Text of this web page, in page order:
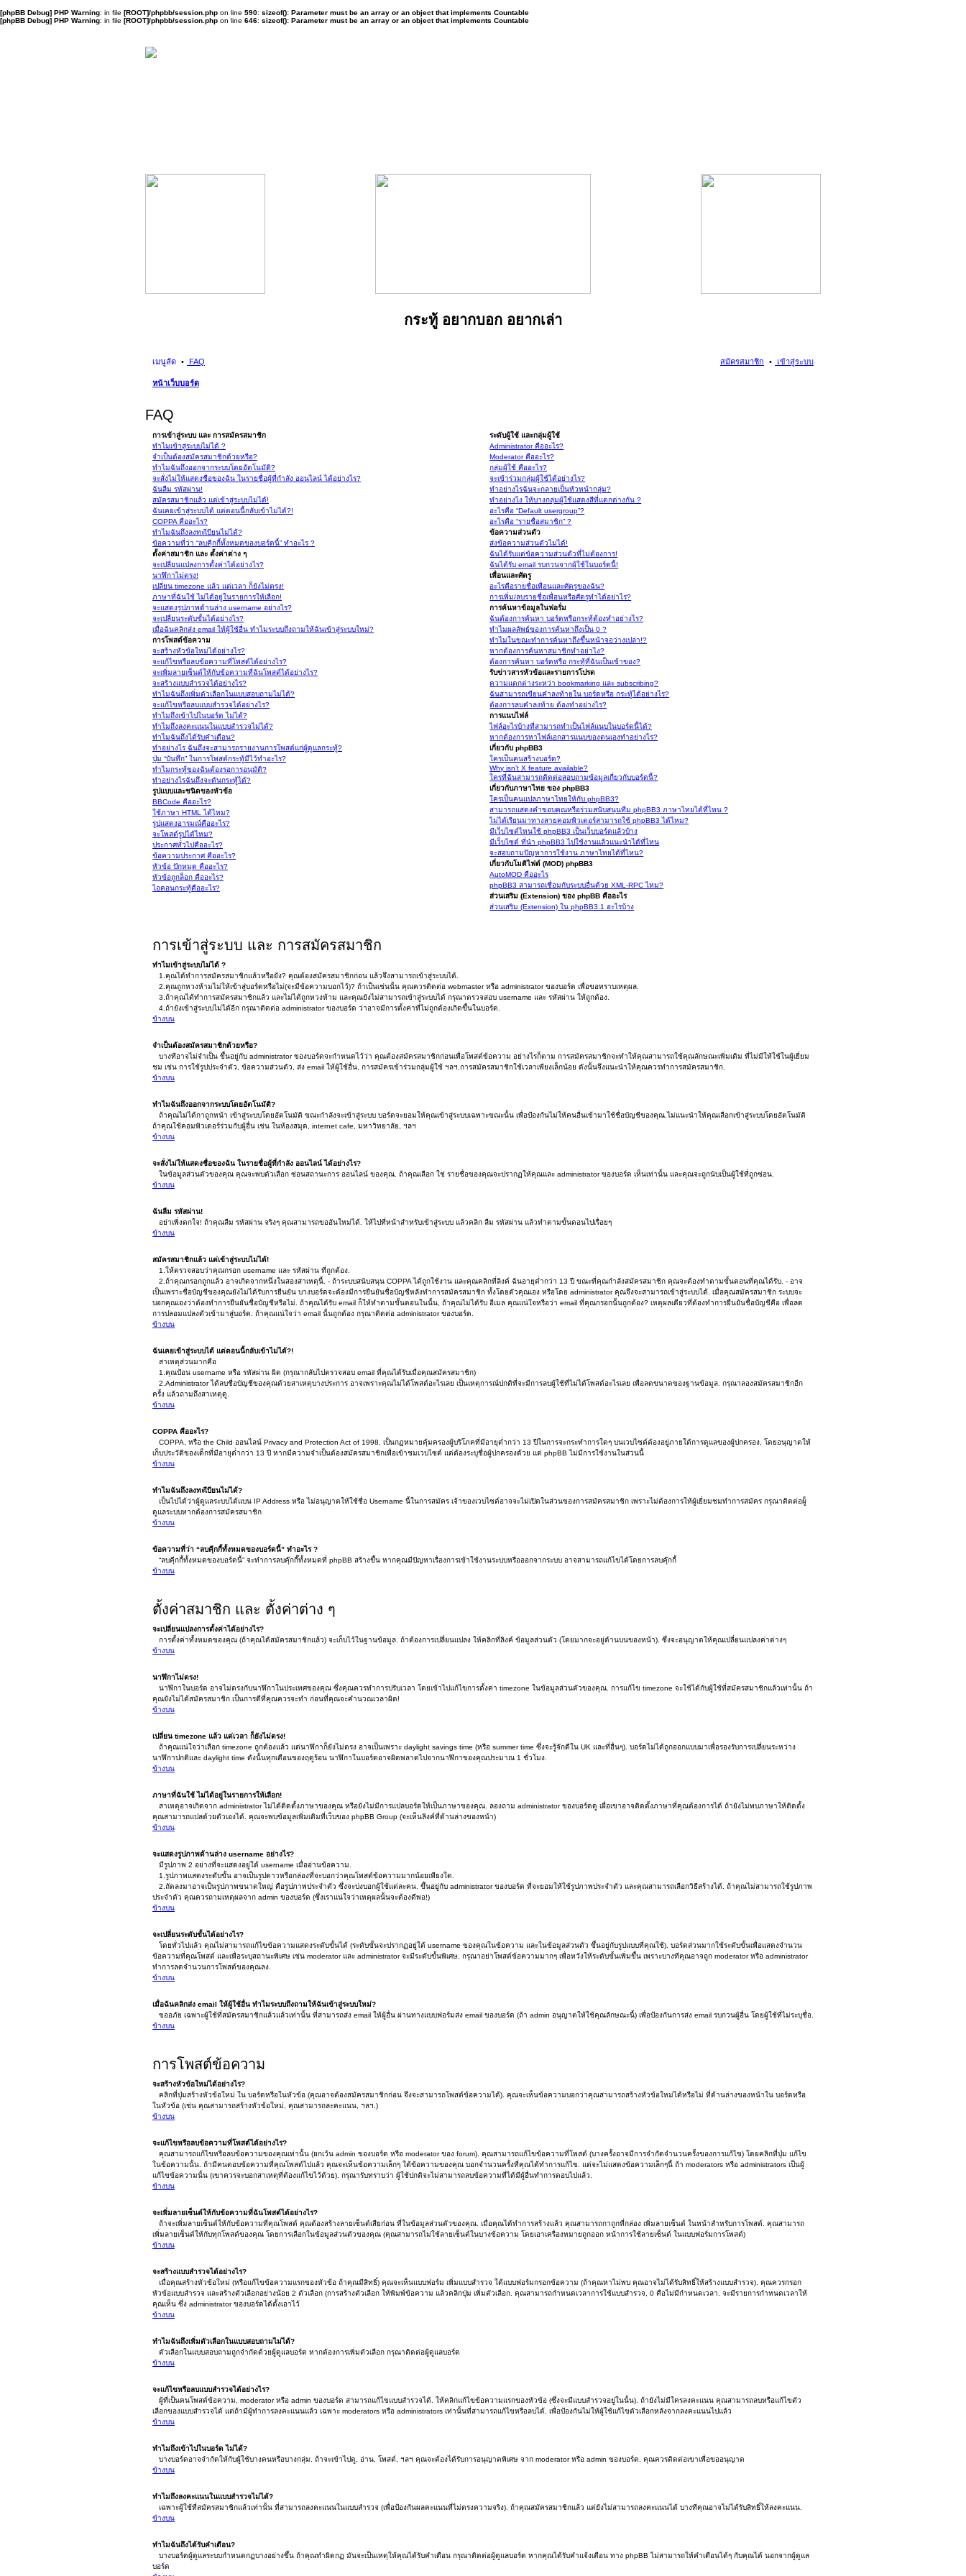
[phpBB Debug] PHP Warning: in file [ROOT]/phpbb/session.php on line 590: sizeof(): Parameter must be an array or an object that implements Countable
[phpBB Debug] PHP Warning: in file [ROOT]/phpbb/session.php on line 646: sizeof(): Parameter must be an array or an object that implements Countable
กระทู้ อยากบอก อยากเล่า
เมนูลัด FAQ เข้าสู่ระบบ
สมัครสมาชิก
หน้าเว็บบอร์ด
FAQ
การเข้าสู่ระบบ และ การสมัครสมาชิก
ทำไมเข้าสู่ระบบไม่ได้ ?
จำเป็นต้องสมัครสมาชิกด้วยหรือ?
ทำไมฉันถึงออกจากระบบโดยอัตโนมัติ?
จะสั่งไม่ให้แสดงชื่อของฉัน ในรายชื่อผู้ที่กำลัง ออนไลน์ ได้อย่างไร?
ฉันลืม รหัสผ่าน!
สมัครสมาชิกแล้ว แต่เข้าสู่ระบบไม่ได้!
ฉันเคยเข้าสู่ระบบได้ แต่ตอนนี้กลับเข้าไม่ได้?!
COPPA คืออะไร?
ทำไมฉันถึงลงทะเีบียนไม่ได้?
ข้อความที่ว่า “ลบคุีกกี้ทั้งหมดของบอร์ดนี้” ทำอะไร ?
ตั้งค่าสมาชิก และ ตั้งค่าต่าง ๆ
จะเปลี่ยนแปลงการตั้งค่าได้อย่างไร?
นาฬิกาไม่ตรง!
เปลี่ยน timezone แล้ว แต่เวลา ก็ยังไม่ตรง!
ภาษาที่ฉันใช้ ไม่ได้อยู่ในรายการให้เลือก!
จะแสดงรูปภาพด้านล่าง username อย่างไร?
จะเปลี่ยนระดับขั้นได้อย่างไร?
เมื่อฉันคลิกส่ง email ให้ผู้ใช้อื่น ทำไมระบบถึงถามให้ฉันเข้าสู่ระบบใหม่?
การโพสต์ข้อความ
จะสร้างหัวข้อใหม่ได้อย่างไร?
จะแก้ไขหรือลบข้อความที่โพสต์ได้อย่างไร?
จะเพิ่มลายเซ็นต์ให้กับข้อความที่ฉันโพสต์ได้อย่างไร?
จะสร้างแบบสำรวจได้อย่างไร?
ทำไมฉันถึงเพิ่มตัวเลือกในแบบสอบถามไม่ได้?
จะแก้ไขหรือลบแบบสำรวจได้อย่างไร?
ทำไมถึงเข้าไปในบอร์ด ไม่ได้?
ทำไมถึงลงคะแนนในแบบสำรวจไม่ได้?
ทำไมฉันถึงได้รับคำเตือน?
ทำอย่างไร ฉันถึงจะสามารถรายงานการโพสต์แก่ผู้ดูแลกระทู้?
ปุ่ม “บันทึก” ในการโพสต์กระทู้มีไว้ทำอะไร?
ทำไมกระทู้ของฉันต้องรอการอนุมัติ?
ทำอย่างไรฉันถึงจะดันกระทู้ได้?
รูปแบบและชนิดของหัวข้อ
BBCode คืออะไร?
ใช้ภาษา HTML ได้ไหม?
รูปแสดงอารมณ์คืออะไร?
จะโพสต์รูปได้ไหม?
ประกาศทั่วไปคืออะไร?
ข้อความประกาศ คืออะไร?
หัวข้อ ปักหมุด คืออะไร?
หัวข้อถูกล็อก คืออะไร?
ไอคอนกระทู้คืออะไร?
ระดับผู้ใช้ และกลุ่มผู้ใช้
Administrator คืออะไร?
Moderator คืออะไร?
กลุ่มผู้ใช้ คืออะไร?
จะเข้าร่วมกลุ่มผู้ใช้ได้อย่างไร?
ทำอย่างไรฉันจะกลายเป็นหัวหน้ากลุ่ม?
ทำอย่างไง ให้บางกลุ่มผู้ใช้แสดงสีที่แตกต่างกัน ?
อะไรคือ “Default usergroup”?
อะไรคือ “รายชื่อสมาชิก” ?
ข้อความส่วนตัว
ส่งข้อความส่วนตัวไม่ได้!
ฉันได้รับแต่ข้อความส่วนตัวที่ไม่ต้องการ!
ฉันได้รับ email รบกวนจากผู้ใช้ในบอร์ดนี้!
เพื่อนและศัตรู
อะไรคือรายชื่อเพื่อนและศัตรูของฉัน?
การเพิ่ม/ลบรายชื่อเพื่อนหรือศัตรูทำได้อย่าไร?
การค้นหาข้อมูลในฟอรั่ม
ฉันต้องการค้นหา บอร์ดหรือกระทู้ต้องทำอย่างไร?
ทำไมผลลัพธ์ของการค้นหาถึงเป็น 0 ?
ทำไมในขณะทำการค้นหาถึงขึ้นหน้าจอว่างเปล่า!?
หากต้องการค้นหาสมาชิกทำอย่าไง?
ต้องการค้นหา บอร์ดหรือ กระทู้ที่ฉันเป็นเข้าของ?
รับข่าวสารหัวข้อและรายการโปรด
ความแตกต่างระหว่า bookmarking และ subscribing?
ฉันสามารถเขียนคำลงท้ายใน บอร์ดหรือ กระทู้ได้อย่างไร?
ต้องการลบคำลงท้าย ต้องทำอย่างไร?
การแนบไฟล์
ไฟล์อะไรบ้างที่สามารถทำเป็นไฟล์แนบในบอร์ดนี้ได้?
หากต้องการหาไฟล์เอกสารแนบของตนเองทำอย่างไร?
เกี่ยวกับ phpBB3
ใครเป็นคนสร้างบอร์ด?
Why isn’t X feature available?
ใครที่ฉันสามารถติดต่อสอบถามข้อมูลเกี่ยวกับบอร์ดนี้?
เกี่ยวกับภาษาไทย ของ phpBB3
ใครเป็นคนแปลภาษาไทยให้กับ phpBB3?
สามารถแสดงคำขอบคุณหรือร่วมสนับสนุนทีม phpBB3 ภาษาไทยได้ที่ไหน ?
ไม่ได้เรียนมาทางสายคอมพิวเตอร์สามารถใช้ phpBB3 ได้ไหม?
มีเว็บไซต์ไหนใช้ phpBB3 เป็นเว็บบอร์ดแล้วบ้าง
มีเว็บไซต์ ที่นำ phpBB3 ไปใช้งานแล้วแนะนำได้ที่ไหน
จะสอบถามปัญหาการใช้งาน ภาษาไทยได้ที่ไหน?
เกี่ยวกับโมดิไฟด์ (MOD) phpBB3
AutoMOD คืออะไร
phpBB3 สามารถเชื่อมกับระบบอื่นด้วย XML-RPC ไหม?
ส่วนเสริม (Extension) ของ phpBB คืออะไร
ส่วนเสริม (Extension) ใน phpBB3.1 อะไรบ้าง
การเข้าสู่ระบบ และ การสมัครสมาชิก
ทำไมเข้าสู่ระบบไม่ได้ ?
1.คุณได้ทำการสมัครสมาชิกแล้วหรือยัง? คุณต้องสมัครสมาชิกก่อน แล้วจึงสามารถเข้าสู่ระบบได้.
2.คุณถูกหวงห้ามไม่ให้เข้าสู่บอร์ดหรือไม่(จะมีข้อความบอกไว้)? ถ้าเป็นเช่นนั้น คุณควรติดต่อ webmaster หรือ administrator ของบอร์ด เพื่อขอทราบเหตุผล.
3.ถ้าคุณได้ทำการสมัครสมาชิกแล้ว และไม่ได้ถูกหวงห้าม และคุณยังไม่สามารถเข้าสู่ระบบได้ กรุณาตรวจสอบ username และ รหัสผ่าน ให้ถูกต้อง.
4.ถ้ายังเข้าสู่ระบบไม่ได้อีก กรุณาติดต่อ administrator ของบอร์ด ว่าอาจมีการตั้งค่าที่ไม่ถูกต้องเกิดขึ้นในบอร์ด.
ข้างบน
จำเป็นต้องสมัครสมาชิกด้วยหรือ?
บางทีอาจไม่จำเป็น ขึ้นอยู่กับ administrator ของบอร์ดจะกำหนดไว้ว่า คุณต้องสมัครสมาชิกก่อนเพื่อโพสต์ข้อความ อย่างไรก็ตาม การสมัครสมาชิกจะทำให้คุณสามารถใช้คุณลักษณะเพิ่มเติม ที่ไม่มีให้ใช้ในผู้เยี่ยม
ชม เช่น การใช้รูปประจำตัว, ข้อความส่วนตัว, ส่ง email ให้ผู้ใช้อื่น, การสมัครเข้าร่วมกลุ่มผู้ใช้ ฯลฯ.การสมัครสมาชิกใช้เวลาเพียงเล็กน้อย ดังนั้นจึงแนะนำให้คุณควรทำการสมัครสมาชิก.
ข้างบน
ทำไมฉันถึงออกจากระบบโดยอัตโนมัติ?
ถ้าคุณไม่ได้กาถูกหน้า เข้าสู่ระบบโดยอัตโนมัติ ขณะกำลังจะเข้าสู่ระบบ บอร์ดจะยอมให้คุณเข้าสู่ระบบเฉพาะขณะนั้น เพื่อป้องกันไม่ให้คนอื่นเข้ามาใช้ชื่อบัญชีของคุณ.ไม่แนะนำให้คุณเลือกเข้าสู่ระบบโดยอัตโนมัติ
ถ้าคุณใช้คอมพิวเตอร์ร่วมกับผู้อื่น เช่น ในห้องสมุด, internet cafe, มหาวิทยาลัย, ฯลฯ
ข้างบน
จะสั่งไม่ให้แสดงชื่อของฉัน ในรายชื่อผู้ที่กำลัง ออนไลน์ ได้อย่างไร?
ในข้อมูลส่วนตัวของคุณ คุณจะพบตัวเลือก ซ่อนสถานะการ ออนไลน์ ของคุณ. ถ้าคุณเลือก ใช่ รายชื่อของคุณจะปรากฏให้คุณและ administrator ของบอร์ด เห็นเท่านั้น และคุณจะถูกนับเป็นผู้ใช้ที่ถูกซ่อน.
ข้างบน
ฉันลืม รหัสผ่าน!
อย่าเพิ่งตกใจ! ถ้าคุณลืม รหัสผ่าน จริงๆ คุณสามารถขออันใหม่ได้. ให้ไปที่หน้าสำหรับเข้าสู่ระบบ แล้วคลิก ลืม รหัสผ่าน แล้วทำตามขั้นตอนไปเรื่อยๆ
ข้างบน
สมัครสมาชิกแล้ว แต่เข้าสู่ระบบไม่ได้!
1.ให้ตรวจสอบว่าคุณกรอก username และ รหัสผ่าน ที่ถูกต้อง.
2.ถ้าคุณกรอกถูกแล้ว อาจเกิดจากหนึ่งในสองสาเหตุนี้. - ถ้าระบบสนับสนุน COPPA ได้ถูกใช้งาน และคุณคลิกที่ลิงค์ ฉันอายุต่ำกว่า 13 ปี ขณะที่คุณกำลังสมัครสมาชิก คุณจะต้องทำตามขั้นตอนที่คุณได้รับ. - อาจ
เป็นเพราะชื่อบัญชีของคุณยังไม่ได้รับการยืนยัน บางบอร์ดจะต้องมีการยืนยันชื่อบัญชีหลังทำการสมัครสมาชิก ทั้งโดยตัวคุณเอง หรือโดย administrator คุณจึงจะสามารถเข้าสู่ระบบได้. เมื่อคุณสมัครสมาชิก ระบบจะ
บอกคุณเองว่าต้องทำการยืนยันชื่อบัญชีหรือไม่. ถ้าคุณได้รับ email ก็ให้ทำตามขั้นตอนในนั้น, ถ้าคุณไม่ได้รับ อีเมล คุณแน่ใจหรือว่า email ที่คุณกรอกนั้นถูกต้อง? เหตุผลเดียวที่ต้องทำการยืนยันชื่อบัญชีคือ เพื่อลด
การปลอมแปลงตัวเข้ามาสู่บอร์ด. ถ้าคุณแน่ใจว่า email นั้นถูกต้อง กรุณาติดต่อ administrator ของบอร์ด.
ข้างบน
ฉันเคยเข้าสู่ระบบได้ แต่ตอนนี้กลับเข้าไม่ได้?!
สาเหตุส่วนมากคือ
1.คุณป้อน username หรือ รหัสผ่าน ผิด (กรุณากลับไปตรวจสอบ email ที่คุณได้รับเมื่อคุณสมัครสมาชิก)
2.Administrator ได้ลบชื่อบัญชีของคุณด้วยสาเหตุบางประการ อาจเพราะคุณไม่ได้โพสต์อะไรเลย เป็นเหตุการณ์ปกติที่จะมีการลบผู้ใช้ที่ไม่ได้โพสต์อะไรเลย เพื่อลดขนาดของฐานข้อมูล. กรุณาลองสมัครสมาชิกอีก
ครั้ง แล้วถามถึงสาเหตุดู.
ข้างบน
COPPA คืออะไร?
COPPA, หรือ the Child ออนไลน์ Privacy and Protection Act of 1998, เป็นกฏหมายคุ้มครองผู้บริโภคที่มีอายุต่ำกว่า 13 ปีในการจะกระทำการใดๆ บนเวบไซต์ต้องอยู่ภายใต้การดูแลของผู้ปกครอง, โดยอนุญาตให้
เก็บประวัติของเด็กที่มีอายุต่ำกว่า 13 ปี หากมีความจำเป็นต้องสมัครสมาชิกเพื่อเข้าชมเวบไซต์ แต่ต้องระบุชื่อผู้ปกครองด้วย แต่ phpBB ไม่มีการใช้งานในส่วนนี้
ข้างบน
ทำไมฉันถึงลงทะเีบียนไม่ได้?
เป็นไปได้ว่าผู้ดูแลระบบได้แบน IP Address หรือ ไม่อนุญาตให้ใช้ชื่อ Username นี้ในการสมัคร เจ้าของเวบไซต์อาจจะไม่เปิดในส่วนของการสมัครสมาชิก เพราะไม่ต้องการให้ผู้เยี่ยมชมทำการสมัคร กรุณาติดต่อผู็
ดูแลระบบหากต้องการสมัครสมาชิก
ข้างบน
ข้อความที่ว่า “ลบคุีกกี้ทั้งหมดของบอร์ดนี้” ทำอะไร ?
“ลบคุีกกี้ทั้งหมดของบอร์ดนี้” จะทำการลบคุ๊กกี๊ทั้งหมดที่ phpBB สร้างขึ้น หากคุณมีปัญหาเรื่องการเข้าใช้งานระบบหรือออกจากระบบ อาจสามารถแก้ไขได้โดยการลบคุ๊กกี้
ข้างบน
ตั้งค่าสมาชิก และ ตั้งค่าต่าง ๆ
จะเปลี่ยนแปลงการตั้งค่าได้อย่างไร?
การตั้งค่าทั้งหมดของคุณ (ถ้าคุณได้สมัครสมาชิกแล้ว) จะเก็บไว้ในฐานข้อมูล. ถ้าต้องการเปลี่ยนแปลง ให้คลิกที่ลิงค์ ข้อมูลส่วนตัว (โดยมากจะอยู่ด้านบนของหน้า). ซึ่งจะอนุญาตให้คุณเปลี่ยนแปลงค่าต่างๆ
ข้างบน
นาฬิกาไม่ตรง!
นาฬิกาในบอร์ด อาจไม่ตรงกับนาฬิกาในประเทศของคุณ ซึ่งคุณควรทำการปรับเวลา โดยเข้าไปแก้ไขการตั้งค่า timezone ในข้อมูลส่วนตัวของคุณ. การแก้ไข timezone จะใช้ได้กับผู้ใช้ที่สมัครสมาชิกแล้วเท่านั้น ถ้า
คุณยังไม่ได้สมัครสมาชิก เป็นการดีที่คุณควรจะทำ ก่อนที่คุณจะคำนวณเวลาผิด!
ข้างบน
เปลี่ยน timezone แล้ว แต่เวลา ก็ยังไม่ตรง!
ถ้าคุณแน่ใจว่าเลือก timezone ถูกต้องแล้ว แต่นาฬิกาก็ยังไม่ตรง อาจเป็นเพราะ daylight savings time (หรือ summer time ซึ่งจะรู้จักดีใน UK และที่อื่นๆ). บอร์ดไม่ได้ถูกออกแบบมาเพื่อรองรับการเปลี่ยนระหว่าง
นาฬิกาปกติและ daylight time ดังนั้นทุกเดือนของฤดูร้อน นาฬิกาในบอร์ดอาจผิดพลาดไปจากนาฬิกาของคุณประมาณ 1 ชั่วโมง.
ข้างบน
ภาษาที่ฉันใช้ ไม่ได้อยู่ในรายการให้เลือก!
สาเหตุอาจเกิดจาก administrator ไม่ได้ติดตั้งภาษาของคุณ หรือยังไม่มีการแปลบอร์ดให้เป็นภาษาของคุณ. ลองถาม administrator ของบอร์ดดู เผื่อเขาอาจติดตั้งภาษาที่คุณต้องการได้ ถ้ายังไม่พบภาษาให้ติดตั้ง
คุณสามารถแปลด้วยตัวเองได้. คุณจะพบข้อมูลเพิ่มเติมที่เว็บของ phpBB Group (จะเห็นลิงค์ที่ด้านล่างของหน้า)
ข้างบน
จะแสดงรูปภาพด้านล่าง username อย่างไร?
มีรูปภาพ 2 อย่างที่จะแสดงอยู่ใต้ username เมื่ออ่านข้อความ.
1.รูปภาพแสดงระดับขั้น อาจเป็นรูปดาวหรือกล่องที่จะบอกว่าคุณโพสต์ข้อความมากน้อยเพียงใด.
2.ถัดลงมาอาจเป็นรูปภาพขนาดใหญ่ คือรูปภาพประจำตัว ซึ่งจะบ่งบอกผู้ใช้แต่ละคน. ขึ้นอยู่กับ administrator ของบอร์ด ที่จะยอมให้ใช้รูปภาพประจำตัว และคุณสามารถเลือกวิธีสร้างได้. ถ้าคุณไม่สามารถใช้รูปภาพ
ประจำตัว คุณควรถามเหตุผลจาก admin ของบอร์ด (ซึ่งเราแน่ใจว่าเหตุผลนั้นจะต้องดีพอ!)
ข้างบน
จะเปลี่ยนระดับขั้นได้อย่างไร?
โดยทั่วไปแล้ว คุณไม่สามารถแก้ไขข้อความแสดงระดับขั้นได้ (ระดับขั้นจะปรากฏอยู่ใต้ username ของคุณในข้อความ และในข้อมูลส่วนตัว ขึ้นอยู่กับรูปแบบที่คุณใช้). บอร์ดส่วนมากใช้ระดับขั้นเพื่อแสดงจำนวน
ข้อความที่คุณโพสต์ และเพื่อระบุสถานะพิเศษ เช่น moderator และ administrator จะมีระดับขั้นพิเศษ. กรุณาอย่าโพสต์ข้อความมากๆ เพื่อหวังให้ระดับขั้นเพิ่มขึ้น เพราะบางทีคุณอาจถูก moderator หรือ administrator
ทำการลดจำนวนการโพสต์ของคุณลง.
ข้างบน
เมื่อฉันคลิกส่ง email ให้ผู้ใช้อื่น ทำไมระบบถึงถามให้ฉันเข้าสู่ระบบใหม่?
ขออภัย เฉพาะผู้ใช้ที่สมัครสมาชิกแล้วแล้วเท่านั้น ที่สามารถส่ง email ให้ผู้อื่น ผ่านทางแบบฟอร์มส่ง email ของบอร์ด (ถ้า admin อนุญาตให้ใช้คุณลักษณะนี้) เพื่อป้องกันการส่ง email รบกวนผู้อื่น โดยผู้ใช้ที่ไม่ระบุชื่อ.
ข้างบน
การโพสต์ข้อความ
จะสร้างหัวข้อใหม่ได้อย่างไร?
คลิกที่ปุ่มสร้างหัวข้อใหม่ ใน บอร์ดหรือในหัวข้อ (คุณอาจต้องสมัครสมาชิกก่อน จึงจะสามารถโพสต์ข้อความได้). คุณจะเห็นข้อความบอกว่าคุณสามารถสร้างหัวข้อใหม่ได้หรือไม่ ที่ด้านล่างของหน้าใน บอร์ดหรือ
ในหัวข้อ (เช่น คุณสามารถสร้างหัวข้อใหม่, คุณสามารถละคะแนน, ฯลฯ.)
ข้างบน
จะแก้ไขหรือลบข้อความที่โพสต์ได้อย่างไร?
คุณสามารถแก้ไขหรือลบข้อความของคุณเท่านั้น (ยกเว้น admin ของบอร์ด หรือ moderator ของ forum). คุณสามารถแก้ไขข้อความที่โพสต์ (บางครั้งอาจมีการจำกัดจำนวนครั้งของการแก้ไข) โดยคลิกที่ปุ่ม แก้ไข
ในข้อความนั้น. ถ้ามีคนตอบข้อความที่คุณโพสต์ไปแล้ว คุณจะเห็นข้อความเล็กๆ ใต้ข้อความของคุณ บอกจำนวนครั้งที่คุณได้ทำการแก้ไข. แต่จะไม่แสดงข้อความเล็กๆนี้ ถ้า moderators หรือ administrators เป็นผู้
แก้ไขข้อความนั้น (เขาควรจะบอกสาเหตุที่ต้องแก้ไขไว้ด้วย). กรุณารับทราบว่า ผู้ใช้ปกติจะไม่สามารถลบข้อความที่ได้มีผู้อื่นทำการตอบไปแล้ว.
ข้างบน
จะเพิ่มลายเซ็นต์ให้กับข้อความที่ฉันโพสต์ได้อย่างไร?
ถ้าจะเพิ่มลายเซ็นต์ให้กับข้อความที่คุณโพสต์ คุณต้องสร้างลายเซ็นต์เสียก่อน ที่ในข้อมูลส่วนตัวของคุณ. เมื่อคุณได้ทำการสร้างแล้ว คุณสามารถกาถูกที่กล่อง เพิ่มลายเซ็นต์ ในหน้าสำหรับการโพสต์. คุณสามารถ
เพิ่มลายเซ็นต์ให้กับทุกโพสต์ของคุณ โดยการเลือกในข้อมูลส่วนตัวของคุณ (คุณสามารถไม่ใช้ลายเซ็นต์ในบางข้อความ โดยเอาเครื่องหมายถูกออก หน้าการใช้ลายเซ็นต์ ในแบบฟอร์มการโพสต์)
ข้างบน
จะสร้างแบบสำรวจได้อย่างไร?
เมื่อคุณสร้างหัวข้อใหม่ (หรือแก้ไขข้อความแรกของหัวข้อ ถ้าคุณมีสิทธิ์) คุณจะเห็นแบบฟอร์ม เพิ่มแบบสำรวจ ใต้แบบฟอร์มกรอกข้อความ (ถ้าคุณหาไม่พบ คุณอาจไม่ได้รับสิทธิ์ให้สร้างแบบสำรวจ). คุณควรกรอก
หัวข้อแบบสำรวจ และสร้างตัวเลือกอย่างน้อย 2 ตัวเลือก (การสร้างตัวเลือก ให้พิมพ์ข้อความ แล้วคลิกปุ่ม เพิ่มตัวเลือก. คุณสามารถกำหนดเวลาการใช้แบบสำรวจ, 0 คือไม่มีกำหนดเวลา. จะมีรายการกำหนดเวลาให้
คุณเห็น ซึ่ง administrator ของบอร์ดได้ตั้งเอาไว้
ข้างบน
ทำไมฉันถึงเพิ่มตัวเลือกในแบบสอบถามไม่ได้?
ตัวเลือกในแบบสอบถามถูกจำกัดด้วยผู้ดูแลบอร์ด หากต้องการเพิ่มตัวเลือก กรุณาติดต่อผู้ดูแลบอร์ด
ข้างบน
จะแก้ไขหรือลบแบบสำรวจได้อย่างไร?
ผู้ที่เป็นคนโพสต์ข้อความ, moderator หรือ admin ของบอร์ด สามารถแก้ไขแบบสำรวจได้. ให้คลิกแก้ไขข้อความแรกของหัวข้อ (ซึ่งจะมีแบบสำรวจอยู่ในนั้น). ถ้ายังไม่มีใครลงคะแนน คุณสามารถลบหรือแก้ไขตัว
เลือกของแบบสำรวจได้ แต่ถ้ามีผู้ทำการลงคะแนนแล้ว เฉพาะ moderators หรือ administrators เท่านั้นที่สามารถแก้ไขหรือลบได้. เพื่อป้องกันไม่ให้ผู้ใช้แก้ไขตัวเลือกหลังจากลงคะแนนไปแล้ว
ข้างบน
ทำไมถึงเข้าไปในบอร์ด ไม่ได้?
บางบอร์ดอาจจำกัดให้กับผู้ใช้บางคนหรือบางกลุ่ม. ถ้าจะเข้าไปดู, อ่าน, โพสต์, ฯลฯ คุณจะต้องได้รับการอนุญาตพิเศษ จาก moderator หรือ admin ของบอร์ด. คุณควรติดต่อเขาเพื่อขออนุญาต
ข้างบน
ทำไมถึงลงคะแนนในแบบสำรวจไม่ได้?
เฉพาะผู้ใช้ที่สมัครสมาชิกแล้วเท่านั้น ที่สามารถลงคะแนนในแบบสำรวจ (เพื่อป้องกันผลคะแนนที่ไม่ตรงความจริง). ถ้าคุณสมัครสมาชิกแล้ว แต่ยังไม่สามารถลงคะแนนได้ บางทีคุณอาจไม่ได้รับสิทธิ์ให้ลงคะแนน.
ข้างบน
ทำไมฉันถึงได้รับคำเตือน?
บางบอร์ดผู้ดูแลระบบกำหนดกฏบางอย่างขึ้น ถ้าคุณทำผิดกฏ มันจะเป็นเหตุให้คุณได้รับคำเตือน กรุณาติดต่อผู้ดูแลบอร์ด หากคุณได้รับคำแจ้งเตือน ทาง phpBB ไม่สามารถให้คำเตือนได้ๆ กับคุณได้ นอกจากผู้ดูแล
บอร์ด